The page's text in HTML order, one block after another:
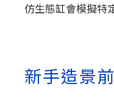
仿生態缸會模擬特
新手造景